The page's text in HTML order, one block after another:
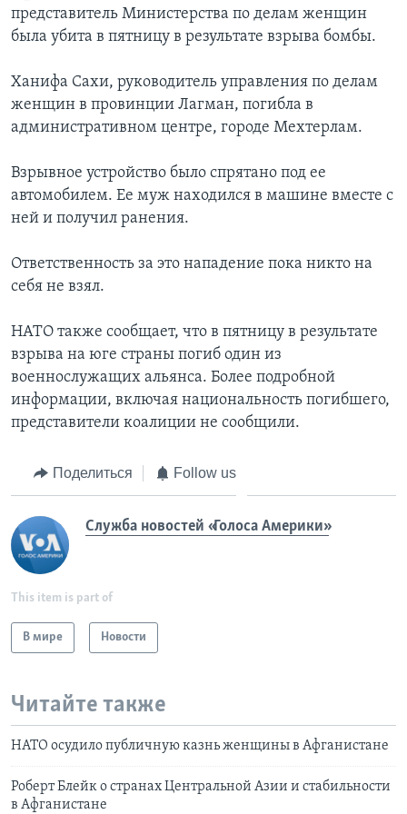
Learning English
СОЦИАЛЬНЫЕ СЕТИ
Языки
представитель Министерства по делам женщин
была убита в пятницу в результате взрыва бомбы.
Ханифа Сахи, руководитель управления по делам
женщин в провинции Лагман, погибла в
административном центре, городе Мехтерлам.
Взрывное устройство было спрятано под ее
автомобилем. Ее муж находился в машине вместе с
ней и получил ранения.
Ответственность за это нападение пока никто на
себя не взял.
НАТО также сообщает, что в пятницу в результате
взрыва на юге страны погиб один из
военнослужащих альянса. Более подробной
информации, включая национальность погибшего,
представители коалиции не сообщили.
Поделиться Follow us
Служба новостей «Голоса Америки»
This item is part of
В мире Новости
Читайте также
НАТО осудило публичную казнь женщины в Афганистане
Роберт Блейк о странах Центральной Азии и стабильности
в Афганистане